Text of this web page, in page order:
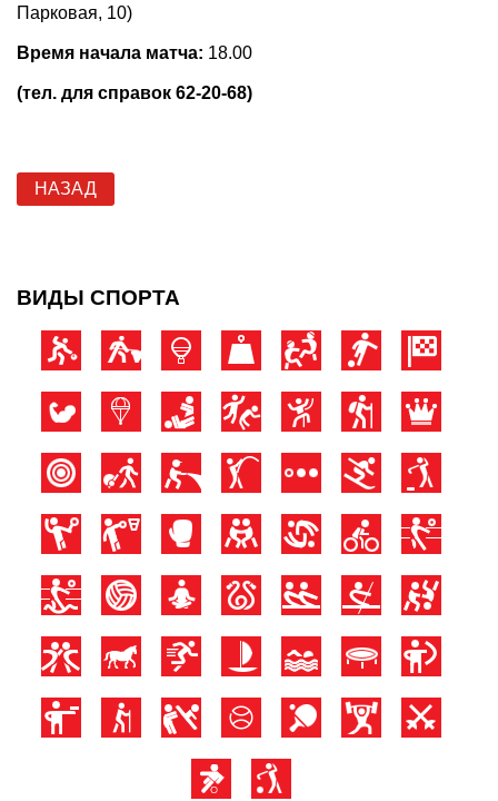
Парковая, 10)
Время начала матча: 18.00
(тел. для справок 62-20-68)
НАЗАД
ВИДЫ СПОРТА